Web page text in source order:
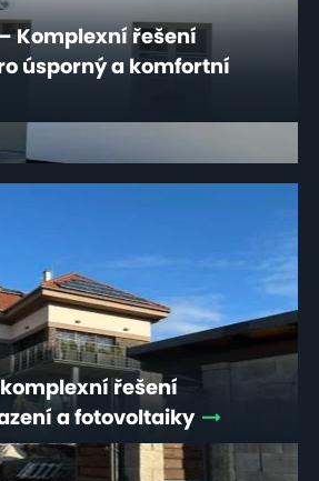
Komplexní řešení
úsporný a komfortní
řešení
a fotovoltaiky